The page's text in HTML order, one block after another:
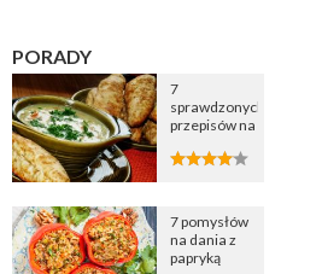
PORADY
7
sprawdzonych
przepisów na
cebulową
7 pomysłów
na dania z
papryką